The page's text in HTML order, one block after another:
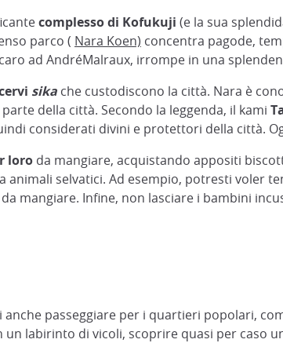
complesso di Kofukuji (e la sua
parco ( Nara Koen) concentra pagode,
ad AndréMalraux, irrompe in una
sika che custodiscono la città. Nara è
della città. Secondo la leggenda, il kami
considerati divini e protettori della città.
loro da mangiare, acquistando appositi
animali selvatici. Ad esempio, potresti voler
mangiare. Infine, non lasciare i bambini
passeggiare per i quartieri popolari,
labirinto di vicoli, scoprire quasi per caso